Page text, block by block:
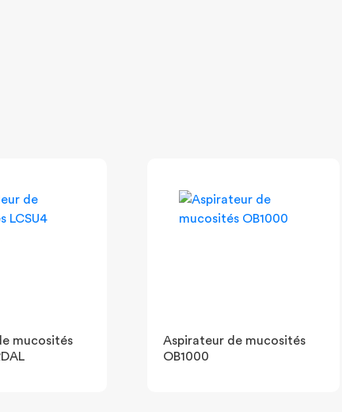
mucosités
Aspirateur de mucosités
OB1000